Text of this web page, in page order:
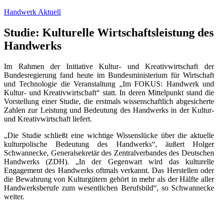
Handwerk Aktuell
Studie: Kulturelle Wirtschaftsleistung des
Handwerks
Im Rahmen der Initiative Kultur- und Kreativwirtschaft der
Bundesregierung fand heute im Bundesministerium für Wirtschaft
und Technologie die Veranstaltung „Im FOKUS: Handwerk und
Kultur- und Kreativwirtschaft“ statt. In deren Mittelpunkt stand die
Vorstellung einer Studie, die erstmals wissenschaftlich abgesicherte
Zahlen zur Leistung und Bedeutung des Handwerks in der Kultur-
und Kreativwirtschaft liefert.
„Die Studie schließt eine wichtige Wissenslücke über die aktuelle
kulturpolische Bedeutung des Handwerks“, äußert Holger
Schwannecke, Generalsekretär des Zentralverbandes des Deutschen
Handwerks (ZDH). „In der Gegenwart wird das kulturelle
Engagement des Handwerks oftmals verkannt. Das Herstellen oder
die Bewahrung von Kulturgütern gehört in mehr als der Hälfte aller
Handwerksberufe zum wesentlichen Berufsbild“, so Schwannecke
weiter.